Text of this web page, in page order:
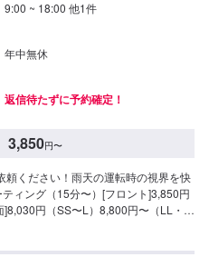
9:00 ~ 18:00 他1件
年中無休
返信待たずに予約確定！
3,850円〜
頼ください！雨天の運転時の視界を快
ィング（15分〜）[フロント]3,850円
円（SS〜L）8,800円〜（LL・